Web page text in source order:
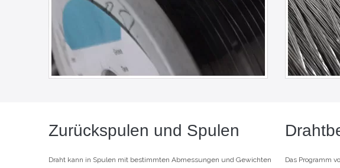
Zurückspulen und Spulen
Draht kann in Spulen mit bestimmten Abmessungen und Gewichten
Das Programm